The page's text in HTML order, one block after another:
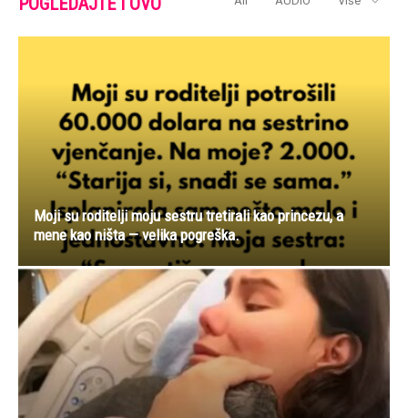
Moji su roditelji moju sestru tretirali kao princezu, a
mene kao ništa — velika pogreška.